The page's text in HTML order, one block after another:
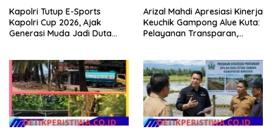
Kapolri Tutup E-Sports
Kapolri Cup 2026, Ajak
Generasi Muda Jadi Duta
Arizal Mahdi Apresiasi Kinerja
Keuchik Gampong Alue Kuta:
Pelayanan Transparan,
Kepentingan Masyarakat